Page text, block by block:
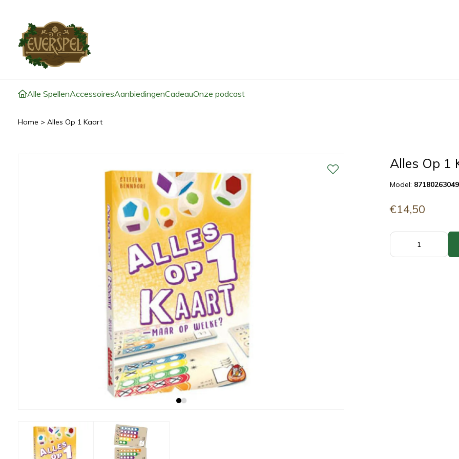
Alle SpellenAccessoiresAanbiedingenCadeauOnze podcast
Home > Alles Op 1 Kaart
Alles Op 1
Model:
€14,50